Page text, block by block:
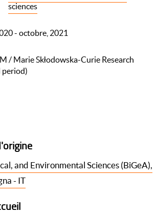
sciences
- octobre, 2021
/ Marie Skłodowska-Curie Research
period)
and Environmental Sciences (BiGeA),
- IT